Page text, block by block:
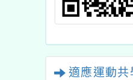
適應運動共